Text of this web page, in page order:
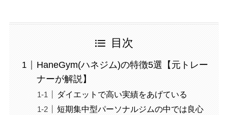
目次
HaneGym(ハネジム)の特徴5選【元トレー
ナーが解説】
ダイエットで高い実績をあげている
短期集中型パーソナルジムの中では良心